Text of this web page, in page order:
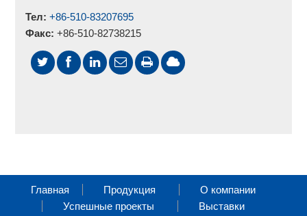
Тел: +86-510-83207695
Факс: +86-510-82738215
Главная Продукция
О компании
Успешные проекты
Выставки